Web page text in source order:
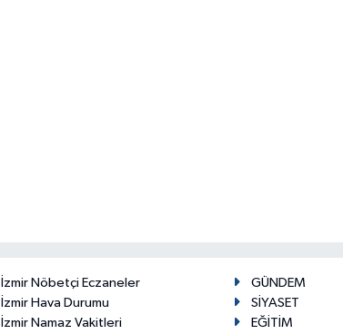
İzmir Nöbetçi Eczaneler
İzmir Hava Durumu
İzmir Namaz Vakitleri
GÜNDEM
SİYASET
EĞİTİM